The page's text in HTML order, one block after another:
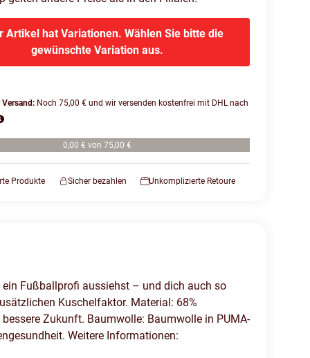
Artikel hat Variationen. Wählen Sie bitte die
gewünschte Variation aus.
Versand: Noch 75,00 € und wir versenden kostenfrei mit DHL nach
0,00 € von 75,00 €
Produkte Sicher bezahlen Unkomplizierte Retoure
ein Fußballprofi aussiehst – und dich auch so
Kuschelfaktor. Material: 68%
Zukunft. Baumwolle: Baumwolle in PUMA-
Weitere Informationen: